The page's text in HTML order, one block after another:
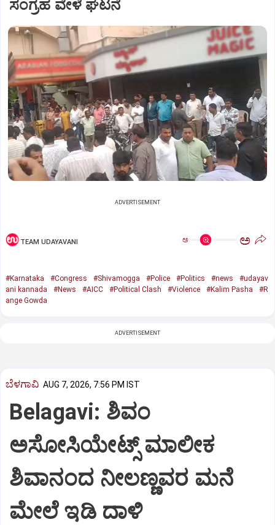
ಸಂಗ್ರಹ ವೇಳೆ ಘಟನೆ
ADVERTISEMENT
TEAM UDAYAVANI ಅ ಅ
#Karnataka #Congress #Shivamogga #Police #Politics #news
#udayav
ani kannada
#News #AICC #Political Clash #Violence #Kalim Pasha
#R
ange Gowda
ADVERTISEMENT
ಬೆಳಗಾವಿ AUG 7, 2026, 7:56 PM IST
Belagavi: ಶಿವಂ
ಅಸೋಸಿಯೇಟ್ಸ್ ಮಾಲೀಕ
ಶಿವಾನಂದ ನೀಲಣ್ಣವರ ಮನೆ
ಮೇಲೆ ಇಡಿ‌ ದಾಳಿ